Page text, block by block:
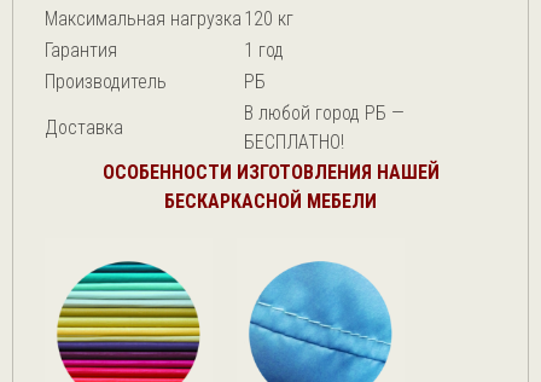
Максимальная нагрузка 120 кг
Гарантия
1 год
Производитель
РБ
Доставка
В любой город РБ —
БЕСПЛАТНО!
ОСОБЕННОСТИ ИЗГОТОВЛЕНИЯ НАШЕЙ
БЕСКАРКАСНОЙ МЕБЕЛИ